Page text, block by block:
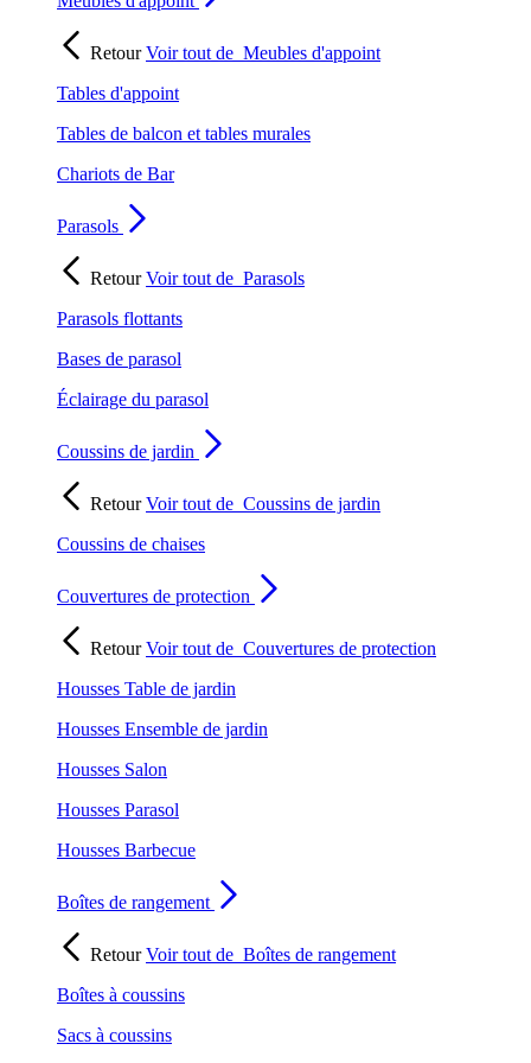
RetourVoir tout de Meubles d'appoint
Tables d'appoint
Tables de balcon et tables murales
Chariots de Bar
Parasols
RetourVoir tout de Parasols
Parasols flottants
Bases de parasol
Éclairage du parasol
Coussins de jardin
RetourVoir tout de Coussins de jardin
Coussins de chaises
Couvertures de protection
RetourVoir tout de Couvertures de protection
Housses Table de jardin
Housses Ensemble de jardin
Housses Salon
Housses Parasol
Housses Barbecue
Boîtes de rangement
RetourVoir tout de Boîtes de rangement
Boîtes à coussins
Sacs à coussins